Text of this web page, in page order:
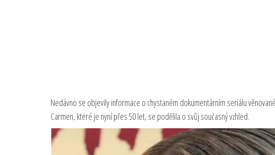
Nedávno se objevily informace o chystaném dokumentárním seriálu
Carmen, které je nyní přes 50 let, se podělila o svůj současný vzhled.